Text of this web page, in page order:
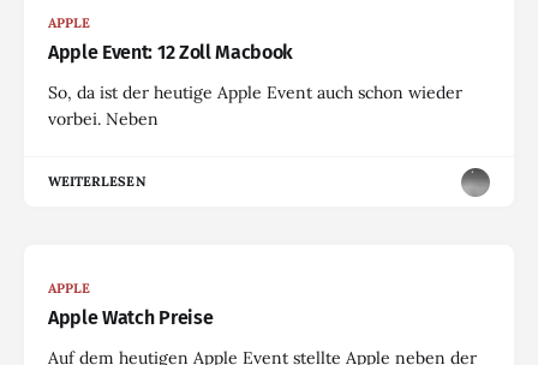
APPLE
Apple Event: 12 Zoll Macbook
So, da ist der heutige Apple Event auch schon wieder
vorbei. Neben
WEITERLESEN
APPLE
Apple Watch Preise
Auf dem heutigen Apple Event stellte Apple neben der